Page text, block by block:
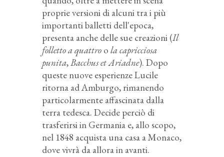
proprie versioni di alcuni tra i più
importanti balletti dell'epoca,
presenta anche delle sue creazioni (Il
folletto a quattro o la capricciosa
punita,Bacchus et Ariadne). Dopo
queste nuove esperienze Lucile
ritorna ad Amburgo, rimanendo
particolarmente affascinata dalla
terra tedesca. Decide perciò di
trasferirsi in Germania e, allo scopo,
nel 1848 acquista una casa a Monaco,
dove vivrà da allora in avanti.